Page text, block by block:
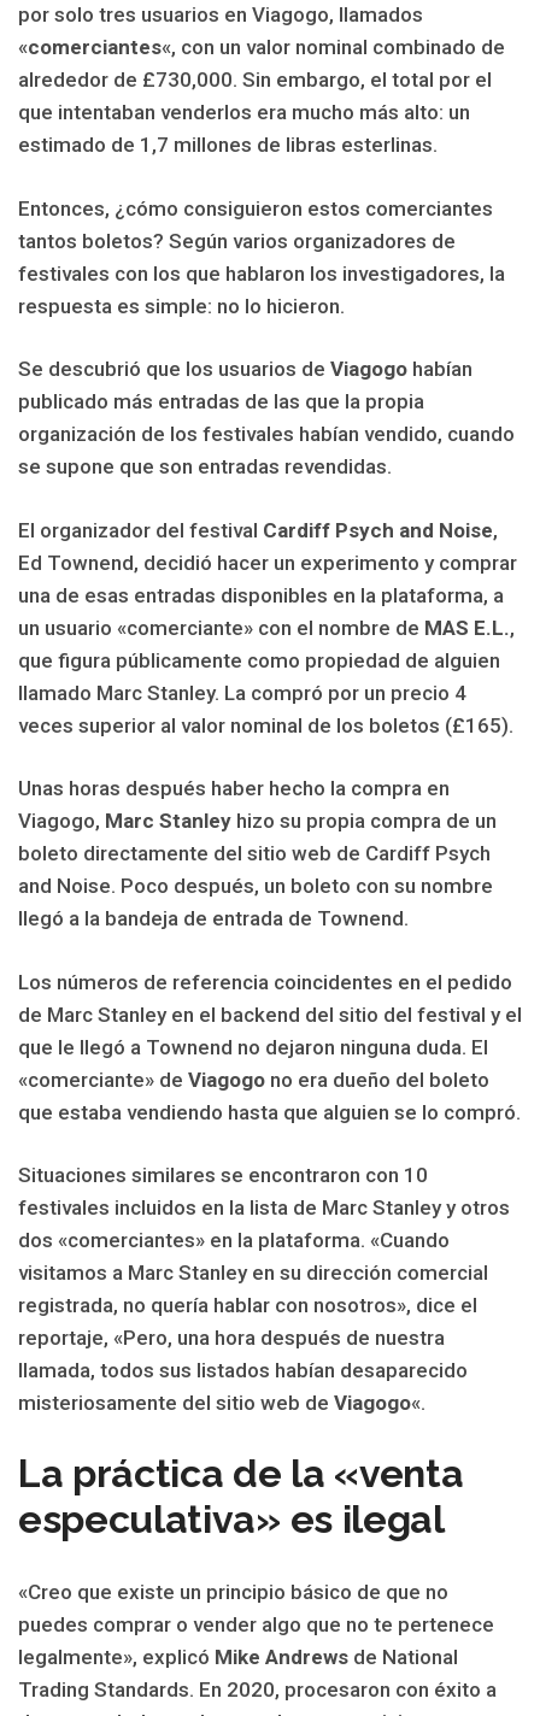
por solo tres usuarios en Viagogo, llamados
«comerciantes«, con un valor nominal combinado de
alrededor de £730,000. Sin embargo, el total por el
que intentaban venderlos era mucho más alto: un
estimado de 1,7 millones de libras esterlinas.
Entonces, ¿cómo consiguieron estos comerciantes
tantos boletos? Según varios organizadores de
festivales con los que hablaron los investigadores, la
respuesta es simple: no lo hicieron.
Se descubrió que los usuarios de Viagogo habían
publicado más entradas de las que la propia
organización de los festivales habían vendido, cuando
se supone que son entradas revendidas.
El organizador del festival Cardiff Psych and Noise,
Ed Townend, decidió hacer un experimento y comprar
una de esas entradas disponibles en la plataforma, a
un usuario «comerciante» con el nombre de MAS E.L.,
que figura públicamente como propiedad de alguien
llamado Marc Stanley. La compró por un precio 4
veces superior al valor nominal de los boletos (£165).
Unas horas después haber hecho la compra en
Viagogo, Marc Stanley hizo su propia compra de un
boleto directamente del sitio web de Cardiff Psych
and Noise. Poco después, un boleto con su nombre
llegó a la bandeja de entrada de Townend.
Los números de referencia coincidentes en el pedido
de Marc Stanley en el backend del sitio del festival y el
que le llegó a Townend no dejaron ninguna duda. El
«comerciante» de Viagogo no era dueño del boleto
que estaba vendiendo hasta que alguien se lo compró.
Situaciones similares se encontraron con 10
festivales incluidos en la lista de Marc Stanley y otros
dos «comerciantes» en la plataforma. «Cuando
visitamos a Marc Stanley en su dirección comercial
registrada, no quería hablar con nosotros», dice el
reportaje, «Pero, una hora después de nuestra
llamada, todos sus listados habían desaparecido
misteriosamente del sitio web de Viagogo«.
La práctica de la «venta
especulativa» es ilegal
«Creo que existe un principio básico de que no
puedes comprar o vender algo que no te pertenece
legalmente», explicó Mike Andrews de National
Trading Standards. En 2020, procesaron con éxito a